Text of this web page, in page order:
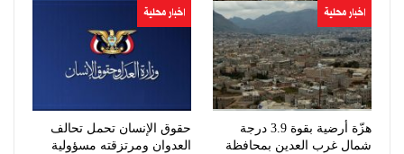
اخبار محلية
هزّة أرضية بقوة 3.9 درجة
شمال غرب العدين بمحافظة
اخبار محلية
حقوق الإنسان تحمل تحالف
العدوان ومرتزقته مسؤولية